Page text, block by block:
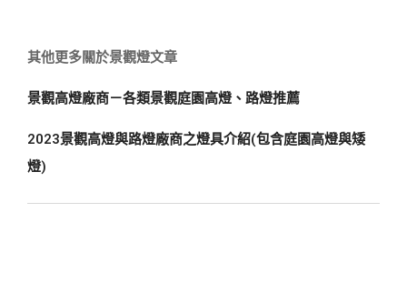
其他更多關於景觀燈文章
景觀高燈廠商－各類景觀庭園高燈、路燈推薦
2023景觀高燈與路燈廠商之燈具介紹(包含庭園高燈與矮
燈)